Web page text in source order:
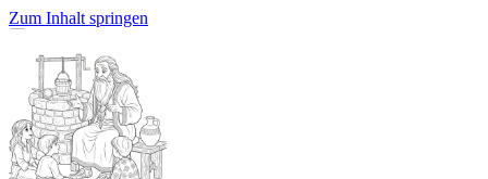
Zum Inhalt springen